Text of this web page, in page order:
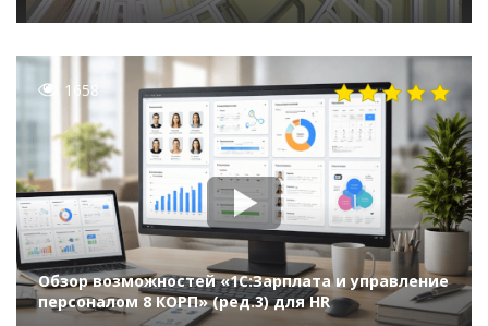
1658
Обзор возможностей «1С:Зарплата и управление
персоналом 8 КОРП» (ред.3) для HR